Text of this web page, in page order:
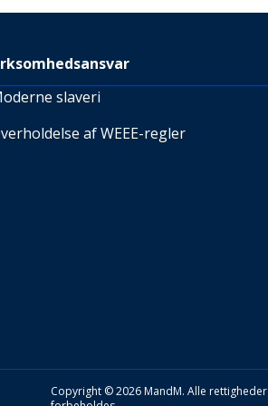
slaveri
af WEEE-regler
Copyright © 2026 MandM. Alle rettigheder